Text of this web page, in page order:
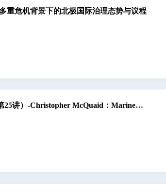
重危机背景下的北极国际治理态势与议程
25讲）-Christopher McQuaid：Marine